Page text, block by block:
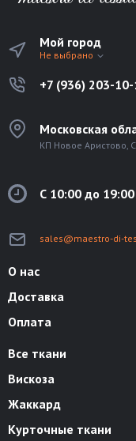
Мой город
Не выбрано
+7 (936) 203-
Московская
КП Новое Аристово,
С 10:00 до
sales@maestro-di-
О нас
Доставка
Оплата
Все ткани
Вискоза
Жаккард
Курточные ткани